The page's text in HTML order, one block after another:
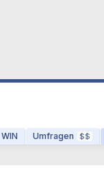
WIN Umfragen $$